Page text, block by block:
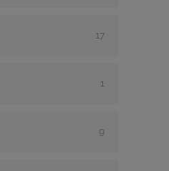
17
1
9